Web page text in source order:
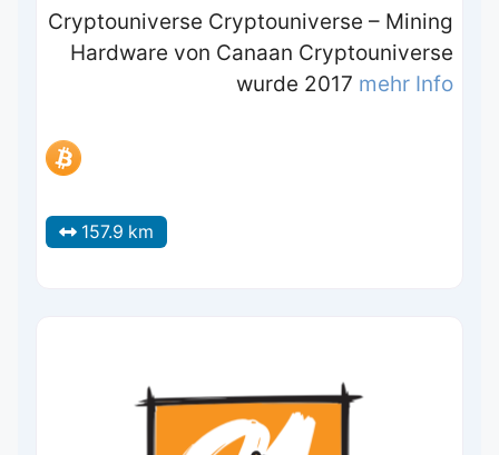
Cryptouniverse Cryptouniverse – Mining
Hardware von Canaan Cryptouniverse
wurde 2017 mehr Info
157.9 km